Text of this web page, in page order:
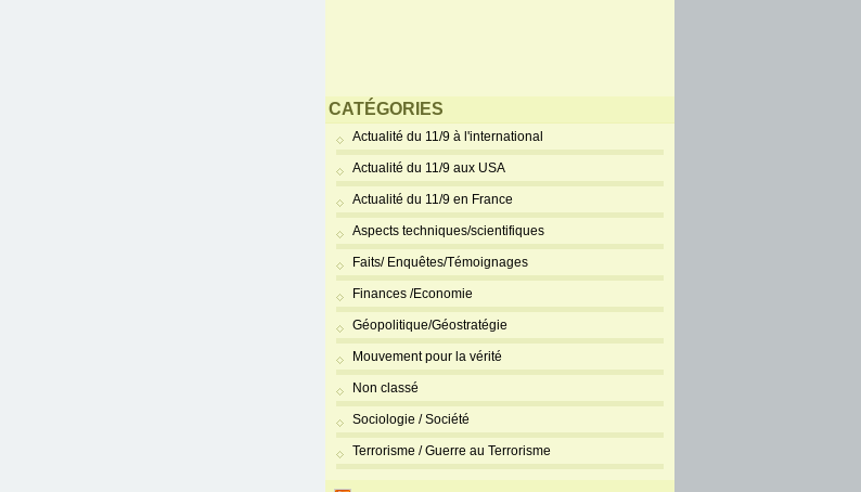
CATÉGORIES
Actualité du 11/9 à l'international
Actualité du 11/9 aux USA
Actualité du 11/9 en France
Aspects techniques/scientifiques
Faits/ Enquêtes/Témoignages
Finances /Economie
Géopolitique/Géostratégie
Mouvement pour la vérité
Non classé
Sociologie / Société
Terrorisme / Guerre au Terrorisme